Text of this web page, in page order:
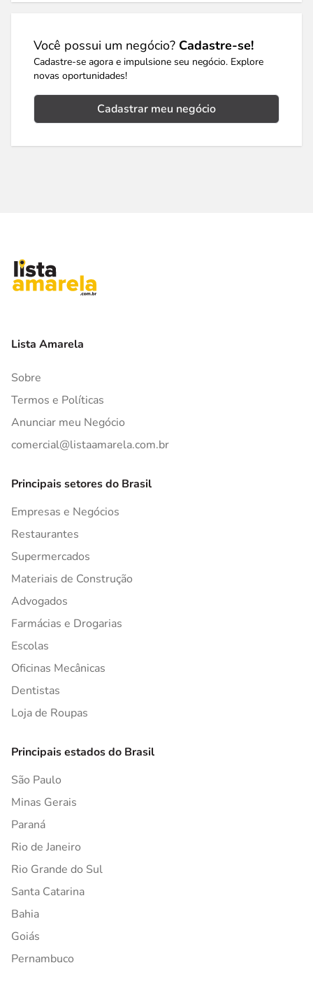
Você possui um negócio? Cadastre-se!
Cadastre-se agora e impulsione seu negócio. Explore
novas oportunidades!
Cadastrar meu negócio
Lista Amarela
Sobre
Termos e Políticas
Anunciar meu Negócio
comercial@listaamarela.com.br
Principais setores do Brasil
Empresas e Negócios
Restaurantes
Supermercados
Materiais de Construção
Advogados
Farmácias e Drogarias
Escolas
Oficinas Mecânicas
Dentistas
Loja de Roupas
Principais estados do Brasil
São Paulo
Minas Gerais
Paraná
Rio de Janeiro
Rio Grande do Sul
Santa Catarina
Bahia
Goiás
Pernambuco